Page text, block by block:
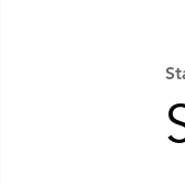
KARTENKAUF
SPIELPLAN